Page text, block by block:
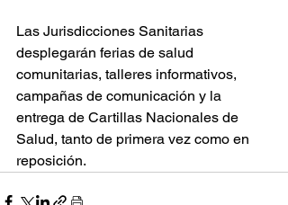
Las Jurisdicciones Sanitarias
desplegarán ferias de salud
comunitarias, talleres informativos,
campañas de comunicación y la
entrega de Cartillas Nacionales de
Salud, tanto de primera vez como en
reposición.